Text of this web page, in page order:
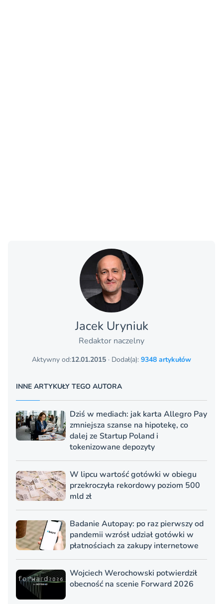
Jacek Uryniuk
Redaktor naczelny
Aktywny od:12.01.2015 · Dodał(a): 9348 artykułów
INNE ARTYKUŁY TEGO AUTORA
Dziś w mediach: jak karta Allegro Pay
zmniejsza szanse na hipotekę, co
dalej ze Startup Poland i
tokenizowane depozyty
W lipcu wartość gotówki w obiegu
przekroczyła rekordowy poziom 500
mld zł
Badanie Autopay: po raz pierwszy od
pandemii wzrósł udział gotówki w
płatnościach za zakupy internetowe
Wojciech Werochowski potwierdził
obecność na scenie Forward 2026